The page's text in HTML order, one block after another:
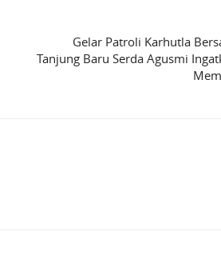
Gelar Patroli Karhutla
Tanjung Baru Serda Agusmi